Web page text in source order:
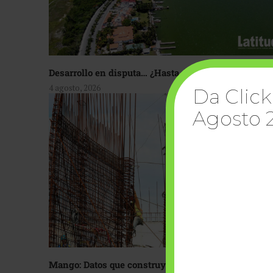
Desarrollo en disputa… ¿Hasta dónde crecer?
4 agosto, 2026
Mango: Datos que construyen confianza
Da
Agosto